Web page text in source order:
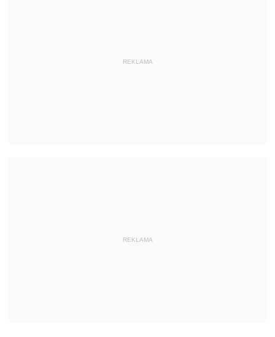
REKLAMA
REKLAMA